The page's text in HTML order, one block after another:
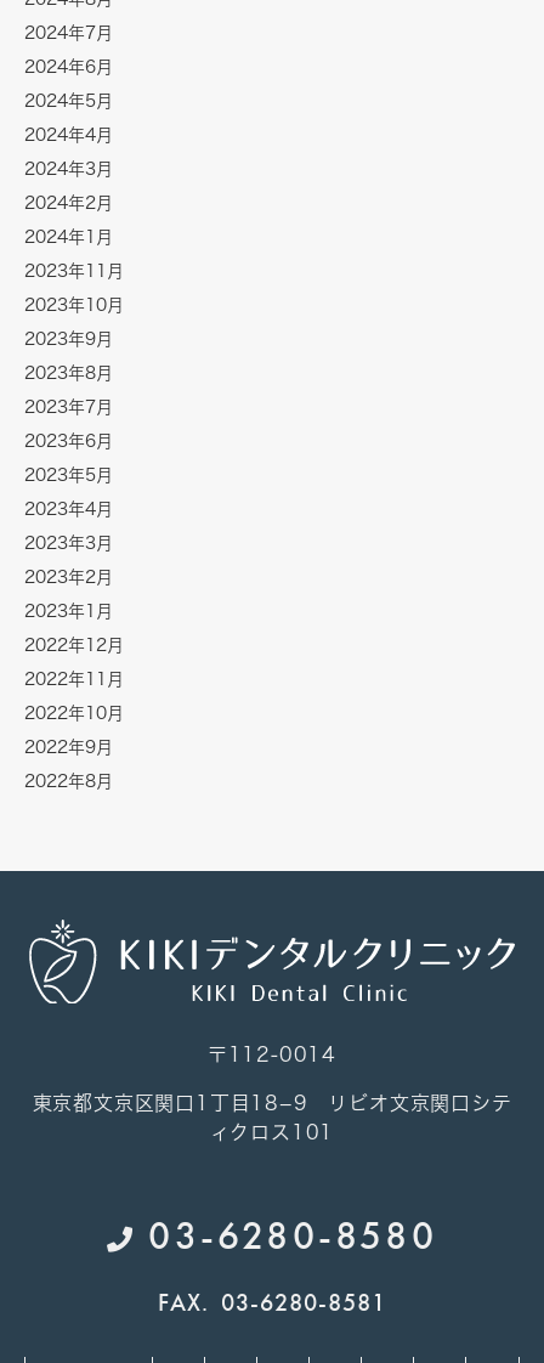
2024年7月
2024年6月
2024年5月
2024年4月
2024年3月
2024年2月
2024年1月
2023年11月
2023年10月
2023年9月
2023年8月
2023年7月
2023年6月
2023年5月
2023年4月
2023年3月
2023年2月
2023年1月
2022年12月
2022年11月
2022年10月
2022年9月
2022年8月
〒112-0014
東京都文京区関口1丁目18−9 リビオ文京関口シテ
ィクロス101
03-6280-8580
FAX. 03-6280-8581